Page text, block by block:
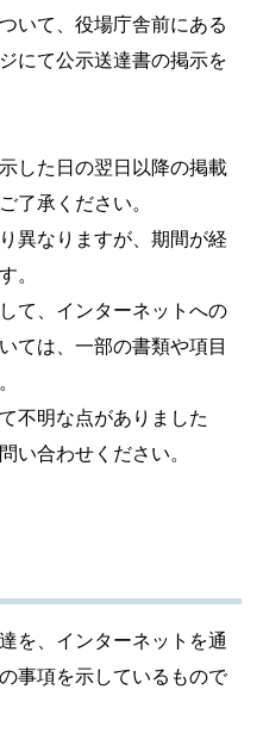
緊急・防災
い
いて、役場庁舎前にある
にて公示送達書の掲示を
した日の翌日以降の掲載
了承ください。
異なりますが、期間が経
。
て、インターネットへの
ては、一部の書類や項目
不明な点がありました
い合わせください。
を、インターネットを通
事項を示しているもので